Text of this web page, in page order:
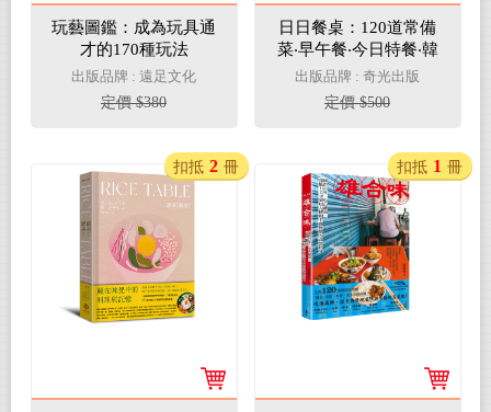
玩藝圖鑑：成為玩具通
才的170種玩法
出版品牌 : 遠足文化
定價 $380
日日餐桌：120道常備
菜‧早午餐‧今日特餐‧韓
式小菜‧單盤料理‧療癒
料理‧聚會餐點，天天都
是下廚好日子【二版】
出版品牌 : 奇光出版
定價 $500
扣抵 2 冊 扣抵 1 冊